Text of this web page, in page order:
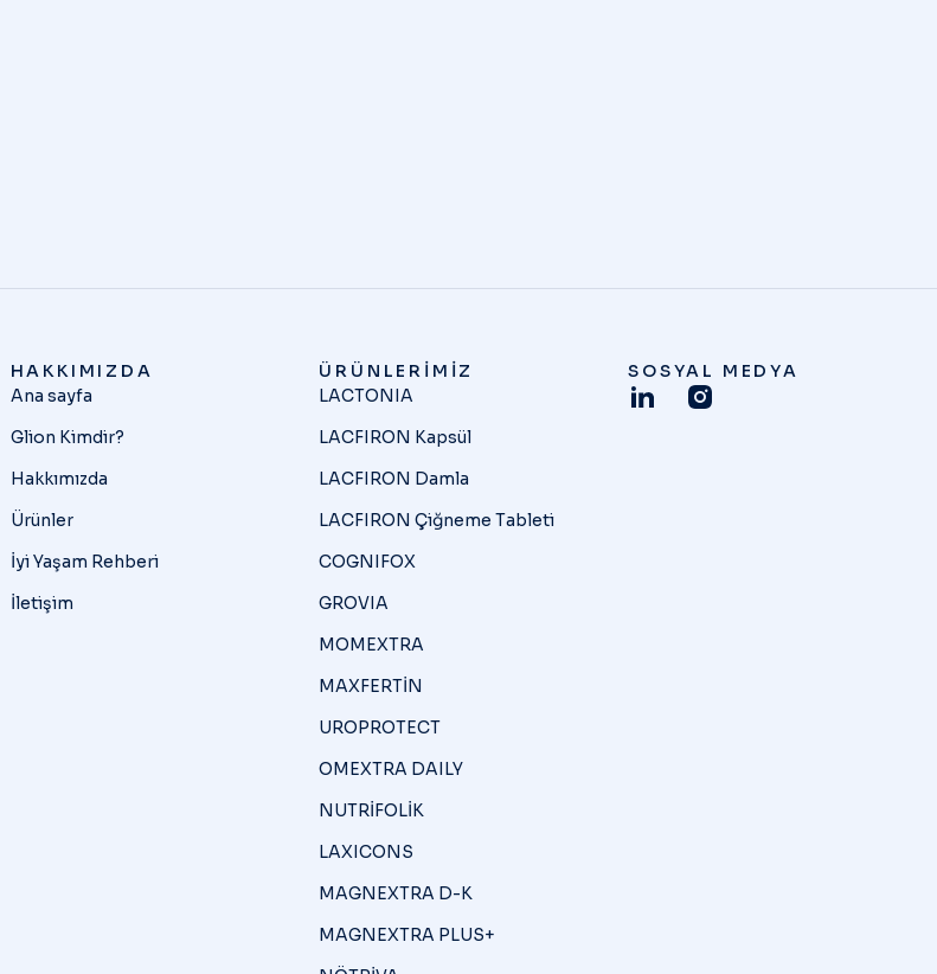
HAKKIMIZDA
Ana sayfa
Glion Kimdir?
Hakkımızda
Ürünler
İyi Yaşam Rehberi
İletişim
ÜRÜNLERIMIZ
LACTONIA
LACFIRON Kapsül
LACFIRON Damla
LACFIRON Çiğneme Tableti
COGNIFOX
GROVIA
MOMEXTRA
MAXFERTİN
UROPROTECT
OMEXTRA DAILY
NUTRİFOLİK
LAXICONS
MAGNEXTRA D-K
MAGNEXTRA PLUS+
SOSYAL MEDYA